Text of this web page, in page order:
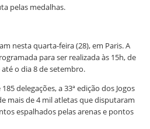
pelas medalhas.
nesta quarta-feira (28), em Paris. A
para ser realizada às 15h, de
o dia 8 de setembro.
delegações, a 33ª edição dos Jogos
mais de 4 mil atletas que disputaram
espalhados pelas arenas e pontos